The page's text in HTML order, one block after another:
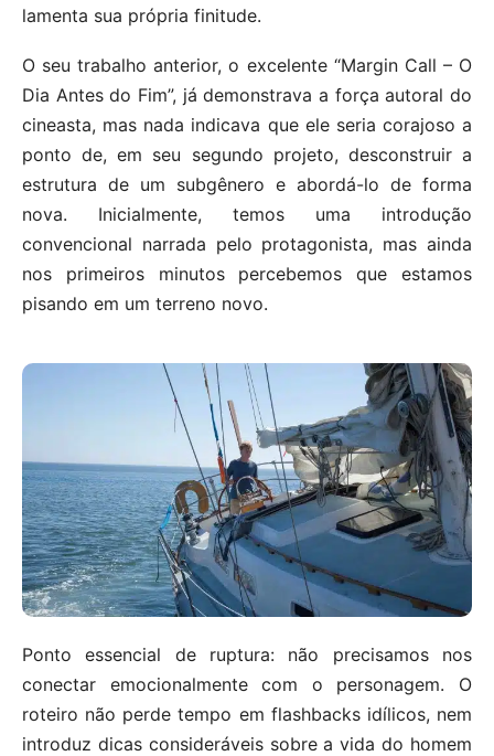
lamenta sua própria finitude.
O seu trabalho anterior, o excelente “Margin Call – O
Dia Antes do Fim”, já demonstrava a força autoral do
cineasta, mas nada indicava que ele seria corajoso a
ponto de, em seu segundo projeto, desconstruir a
estrutura de um subgênero e abordá-lo de forma
nova. Inicialmente, temos uma introdução
convencional narrada pelo protagonista, mas ainda
nos primeiros minutos percebemos que estamos
pisando em um terreno novo.
Ponto essencial de ruptura: não precisamos nos
conectar emocionalmente com o personagem. O
roteiro não perde tempo em flashbacks idílicos, nem
introduz dicas consideráveis sobre a vida do homem